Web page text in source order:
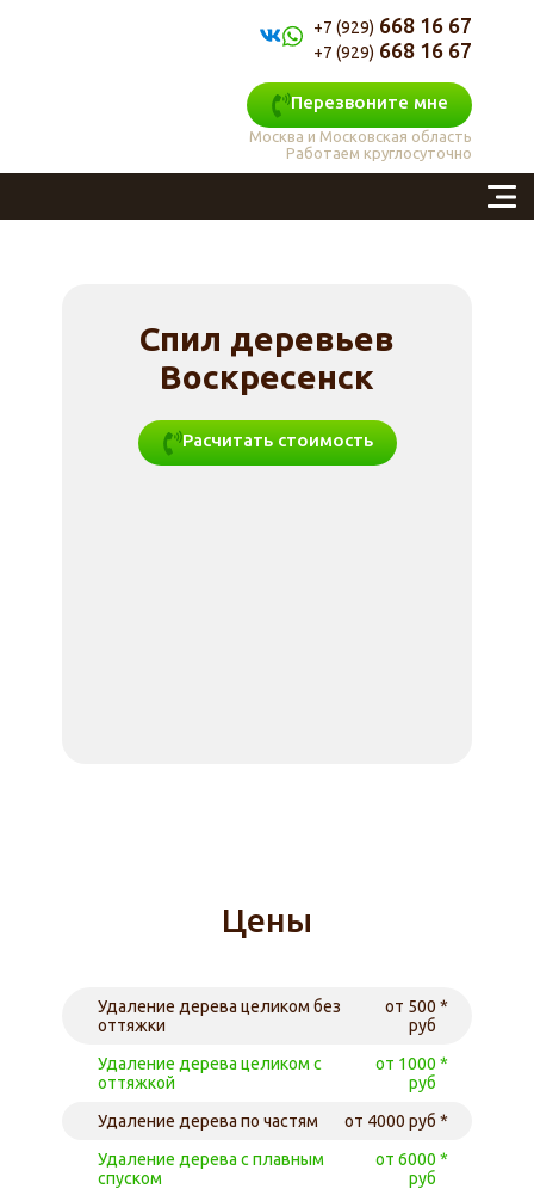
+7 (929) 668 16 67
+7 (929) 668 16 67
Москва и Московская область
Работаем круглосуточно
Перезвоните мне
Спил деревьев
Воскресенск
Расчитать стоимость
Цены
Удаление дерева целиком без
оттяжки
от 500
руб
Удаление дерева целиком с
оттяжкой
от 1000
руб
Удаление дерева по частям
от 4000 руб
Удаление дерева с плавным
спуском
от 6000
руб